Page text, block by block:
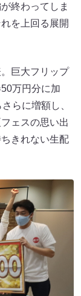
終わってしま
を上回る展開
巨大フリップ
万円分に加
らに増額し、
ェスの思い出
きれない生配